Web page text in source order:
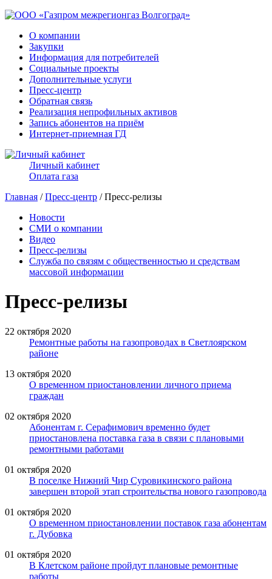
О компании
Закупки
Информация для потребителей
Социальные проекты
Дополнительные услуги
Пресс-центр
Обратная связь
Реализация непрофильных активов
Запись абонентов на приём
Интернет-приемная ГД
Личный кабинет
Оплата газа
Главная /Пресс-центр / Пресс-релизы
Новости
СМИ о компании
Видео
Пресс-релизы
Служба по связям с общественностью и средствам
массовой информации
Пресс-релизы
22 октября 2020
Ремонтные работы на газопроводах в Светлоярском
районе
13 октября 2020
О временном приостановлении личного приема
граждан
02 октября 2020
Абонентам г. Серафимович временно будет
приостановлена поставка газа в связи с плановыми
ремонтными работами
01 октября 2020
В поселке Нижний Чир Суровикинского района
завершен второй этап строительства нового газопровода
01 октября 2020
О временном приостановлении поставок газа абонентам
г. Дубовка
01 октября 2020
В Клетском районе пройдут плановые ремонтные
работы